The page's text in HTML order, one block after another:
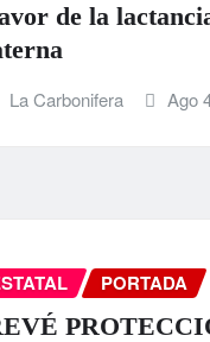
de la
La Carbonifera Ago
PORTADA